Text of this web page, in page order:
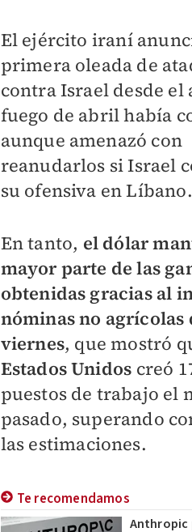
El ejército iraní
primera oleada de
contra Israel desde el
fuego de abril había
aunque amenazó con
reanudarlos si Israel
su ofensiva en Líbano.
En tanto, el dólar
mayor parte de las
obtenidas gracias al
nóminas no agrícolas
viernes, que mostró
Estados Unidos creó
puestos de trabajo el
pasado, superando
las estimaciones.
Te recomendamos
Anthropic